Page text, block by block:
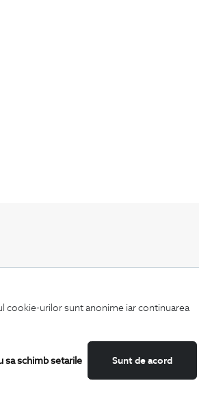
cookie-urilor sunt anonime iar continuarea
Sunt de acord
sa schimb setarile
oferte speciale si trenduri in moda